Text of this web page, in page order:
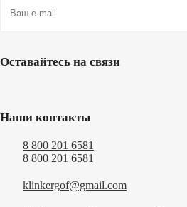
Оставайтесь на связи
Наши контакты
8 800 201 6581
8 800 201 6581
klinkergof@gmail.com